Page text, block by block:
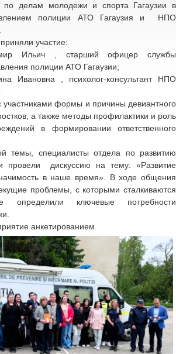
по делам молодежи и спорта Гагаузии в
полиции АТО Гагаузия и НПО
участие:
Ильич , старший офицер службы
полиции АТО Гагаузии;
Ивановна , психолог-консультант НПО
участниками формы и причины девиантного
а также методы профилактики и роль
в формировании ответственного
специалисты отдела по развитию
провели дискуссию на тему: «Развитие
в наше время». В ходе общения
проблемы, с которыми сталкиваются
определили ключевые потребности
анкетированием.